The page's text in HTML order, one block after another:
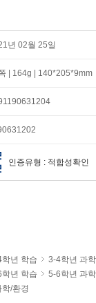
년 02월 25일
| 164g | 140*205*9mm
인증유형 : 적합성확인
년 학습
3-4학년 과
년 학습
5-6학년 과
학/환경